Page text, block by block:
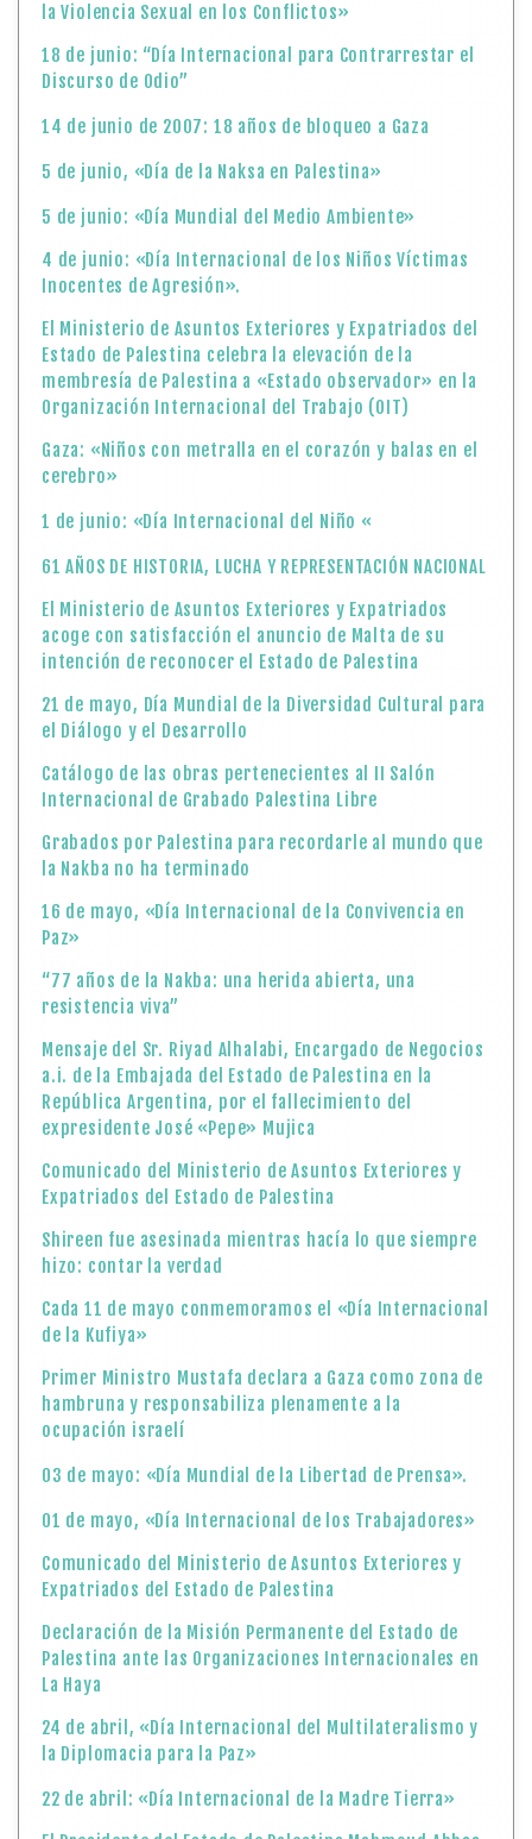
la Violencia Sexual en los Conflictos»
18 de junio: “Día Internacional para Contrarrestar el
Discurso de Odio”
14 de junio de 2007: 18 años de bloqueo a Gaza
5 de junio, «Día de la Naksa en Palestina»
5 de junio: «Día Mundial del Medio Ambiente»
4 de junio: «Día Internacional de los Niños Víctimas
Inocentes de Agresión».
El Ministerio de Asuntos Exteriores y Expatriados del
Estado de Palestina celebra la elevación de la
membresía de Palestina a «Estado observador» en la
Organización Internacional del Trabajo (OIT)
Gaza: «Niños con metralla en el corazón y balas en el
cerebro»
1 de junio: «Día Internacional del Niño «
61 AÑOS DE HISTORIA, LUCHA Y REPRESENTACIÓN NACIONAL
El Ministerio de Asuntos Exteriores y Expatriados
acoge con satisfacción el anuncio de Malta de su
intención de reconocer el Estado de Palestina
21 de mayo, Día Mundial de la Diversidad Cultural para
el Diálogo y el Desarrollo
Catálogo de las obras pertenecientes al II Salón
Internacional de Grabado Palestina Libre
Grabados por Palestina para recordarle al mundo que
la Nakba no ha terminado
16 de mayo, «Día Internacional de la Convivencia en
Paz»
“77 años de la Nakba: una herida abierta, una
resistencia viva”
Mensaje del Sr. Riyad Alhalabi, Encargado de Negocios
a.i. de la Embajada del Estado de Palestina en la
República Argentina, por el fallecimiento del
expresidente José «Pepe» Mujica
Comunicado del Ministerio de Asuntos Exteriores y
Expatriados del Estado de Palestina
Shireen fue asesinada mientras hacía lo que siempre
hizo: contar la verdad
Cada 11 de mayo conmemoramos el «Día Internacional
de la Kufiya»
Primer Ministro Mustafa declara a Gaza como zona de
hambruna y responsabiliza plenamente a la
ocupación israelí
03 de mayo: «Día Mundial de la Libertad de Prensa».
01 de mayo, «Día Internacional de los Trabajadores»
Comunicado del Ministerio de Asuntos Exteriores y
Expatriados del Estado de Palestina
Declaración de la Misión Permanente del Estado de
Palestina ante las Organizaciones Internacionales en
La Haya
24 de abril, «Día Internacional del Multilateralismo y
la Diplomacia para la Paz»
22 de abril: «Día Internacional de la Madre Tierra»